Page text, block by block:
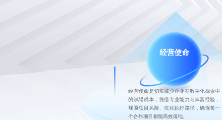
经营使命
经营使命是切实减少企业在数字化探索中
的试错成本，凭借专业能力与丰富经验，
规避项目风险、优化执行路径，确保每一
个合作项目都能高效落地。